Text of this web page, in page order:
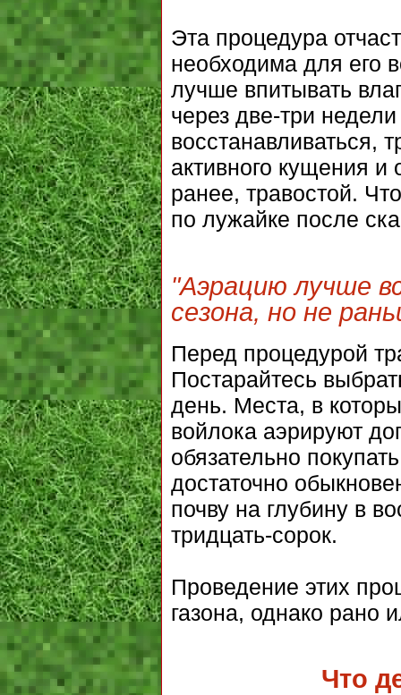
Эта процедура
необходима для его
лучше впитывать
через две-три
восстанавливаться,
активного кущения
ранее, травостой.
по лужайке после
"Аэрацию лучше
сезона, но не
Перед процедурой
Постарайтесь
день. Места, в
войлока аэрируют
обязательно
достаточно
почву на глубину в
тридцать-сорок.
Проведение этих
газона, однако рано
Что